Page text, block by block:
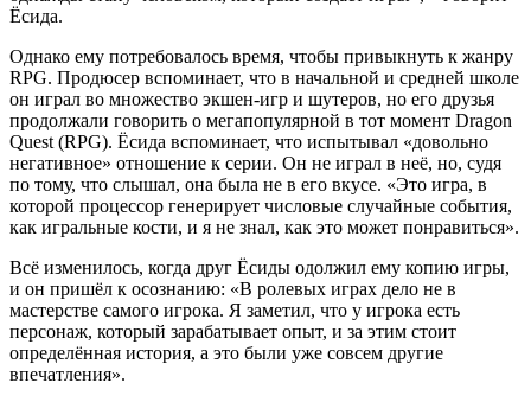
Ёсида.
Однако ему потребовалось время, чтобы привыкнуть к жанру
RPG. Продюсер вспоминает, что в начальной и средней школе
он играл во множество экшен-игр и шутеров, но его друзья
продолжали говорить о мегапопулярной в тот момент Dragon
Quest (RPG). Ёсида вспоминает, что испытывал «довольно
негативное» отношение к серии. Он не играл в неё, но, судя
по тому, что слышал, она была не в его вкусе. «Это игра, в
которой процессор генерирует числовые случайные события,
как игральные кости, и я не знал, как это может понравиться».
Всё изменилось, когда друг Ёсиды одолжил ему копию игры,
и он пришёл к осознанию: «В ролевых играх дело не в
мастерстве самого игрока. Я заметил, что у игрока есть
персонаж, который зарабатывает опыт, и за этим стоит
определённая история, а это были уже совсем другие
впечатления».